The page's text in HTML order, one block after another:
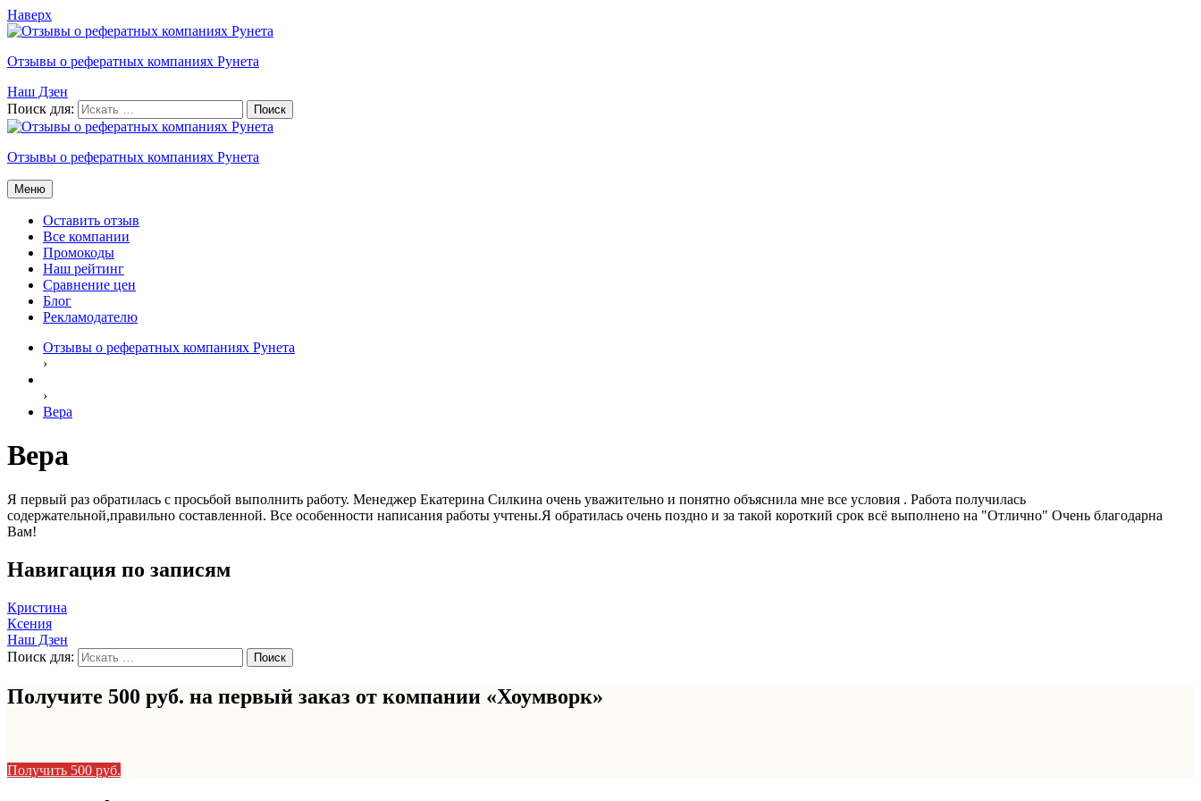
Наверх
Отзывы о рефератных компаниях Рунета
Наш Дзен
Поиск для:
Отзывы о рефератных компаниях Рунета
Меню
Оставить отзыв
Все компании
Промокоды
Наш рейтинг
Сравнение цен
Блог
Рекламодателю
Отзывы о рефератных компаниях Рунета
›
›
Вера
Вера
Я первый раз обратилась с просьбой выполнить работу. Менеджер Екатерина Силкина очень уважительно и понятно объяснила мне все условия . Работа получилась
содержательной,правильно составленной. Все особенности написания работы учтены.Я обратилась очень поздно и за такой короткий срок всё выполнено на "Отлично" Очень благодарна
Вам!
Навигация по записям
Кристина
Ксения
Наш Дзен
Поиск для:
Получите 500 руб. на первый заказ от компании «Хоумворк»
Получить 500 руб.